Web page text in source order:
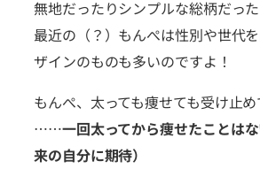
無地だったりシンプルな総柄だった
最近の（？）もんぺは性別や世代
ザインのものも多いのですよ！
もんぺ、太っても痩せても受け止め
……一回太ってから痩せたことは
来の自分に期待）